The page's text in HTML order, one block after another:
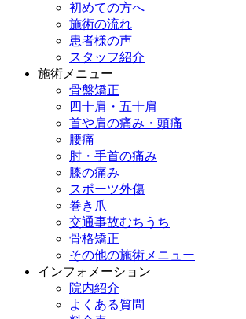
初めての方へ
施術の流れ
患者様の声
スタッフ紹介
施術メニュー
骨盤矯正
四十肩・五十肩
首や肩の痛み・頭痛
腰痛
肘・手首の痛み
膝の痛み
スポーツ外傷
巻き爪
交通事故むちうち
骨格矯正
その他の施術メニュー
インフォメーション
院内紹介
よくある質問